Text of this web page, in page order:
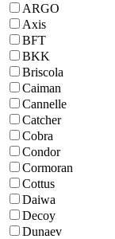
ARGO
Axis
BFT
BKK
Briscola
Caiman
Cannelle
Catcher
Cobra
Condor
Cormoran
Cottus
Daiwa
Decoy
Dunaev